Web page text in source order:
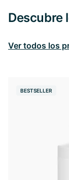
Descubre
Ver todos los
BESTSELLER